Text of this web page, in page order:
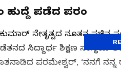
ಹುದ್ದೆ ಪಡೆದ ಪರಂ
ನೇತೃತ್ವದ ನೂತನ ಸಚಿವ
ಸಿದ್ದಾರ್ಥ ಶಿಕ್ಷಣ ಸಂಸ್ಥೆಯ
ಪರಮೇಶ್ವರ್‌, ‘ನನಗೆ ನನ್ನ